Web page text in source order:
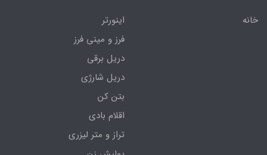
خانه
اینورتر
فرز و مینی فرز
دریل برقی
دریل شارژی
بتن کن
اقلام بادی
تراز و متر لیزری